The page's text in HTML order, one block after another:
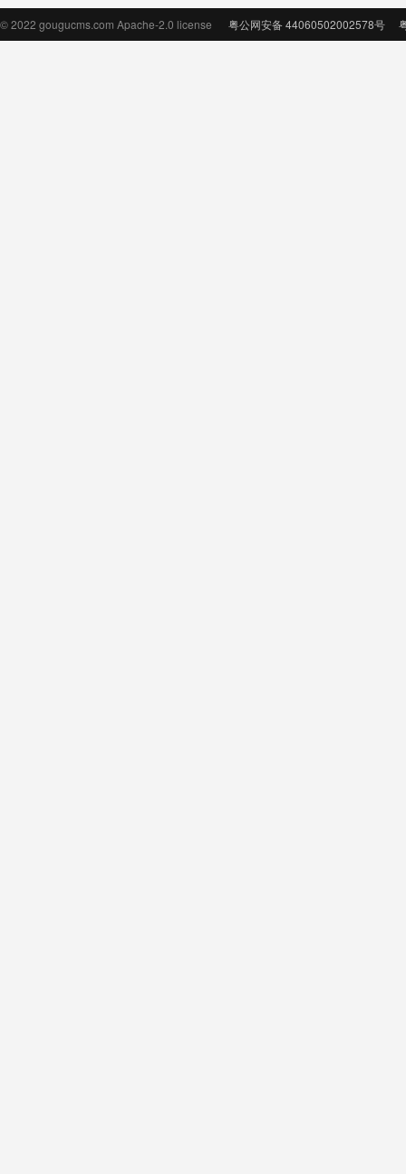
© 2022 gougucms.com Apache-2.0 license 粤公网安备 44060502002578号